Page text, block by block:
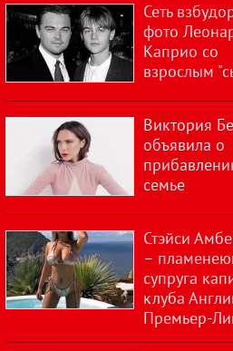
Сеть
фото
Каприо со
взрослым
Виктория
объявила о
семье
Стэйси
–
супруга
клуба
Премьер-